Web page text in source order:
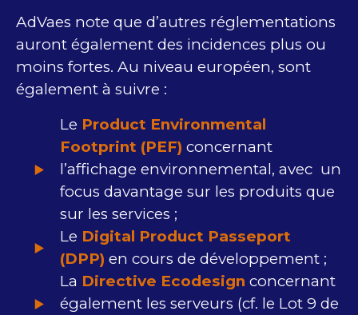
AdVaes note que d’autres réglementations
auront également des incidences plus ou
moins fortes. Au niveau européen, sont
également à suivre :
Le Product Environmental
Footprint (PEF) concernant
l’affichage environnemental, avec un
focus davantage sur les produits que
sur les services ;
Le Digital Product Passeport
(DPP) en cours de développement ;
La Directive Ecodesign concernant
également les serveurs (cf. le Lot 9 de